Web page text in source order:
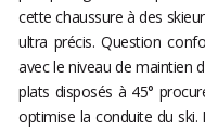
cette chaussure à des
ultra précis. Question
avec le niveau de maintien
plats disposés à 45°
optimise la conduite du ski.